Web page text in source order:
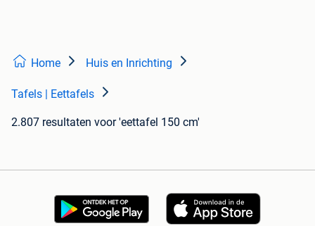
Home Huis en Inrichting
Tafels | Eettafels
2.807 resultaten voor 'eettafel 150 cm'